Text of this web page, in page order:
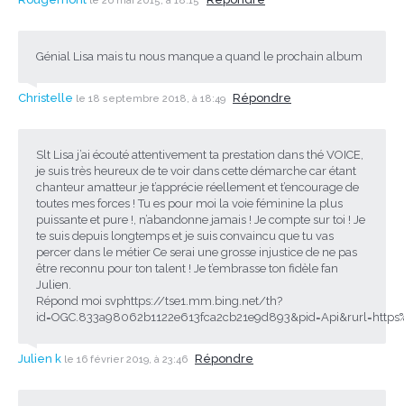
Génial Lisa mais tu nous manque a quand le prochain album
Christelle le 18 septembre 2018, à 18:49 Répondre
Slt Lisa j’ai écouté attentivement ta prestation dans thé VOICE,
je suis très heureux de te voir dans cette démarche car étant
chanteur amatteur je t’apprécie réellement et t’encourage de
toutes mes forces ! Tu es pour moi la voie féminine la plus
puissante et pure !, n’abandonne jamais ! Je compte sur toi ! Je
te suis depuis longtemps et je suis convaincu que tu vas
percer dans le métier Ce serai une grosse injustice de ne pas
être reconnu pour ton talent ! Je t’embrasse ton fidèle fan
Julien.
Répond moi svphttps://tse1.mm.bing.net/th?
Julien k le 16 février 2019, à 23:46 Répondre